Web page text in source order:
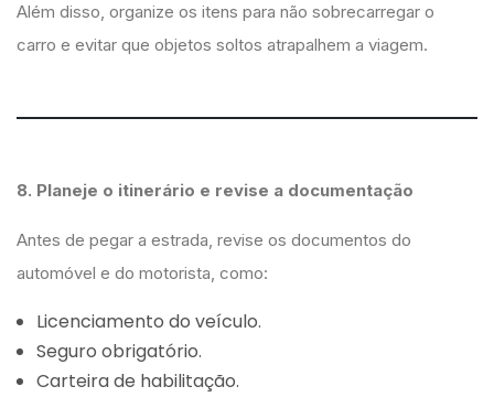
Além disso, organize os itens para não sobrecarregar o
carro e evitar que objetos soltos atrapalhem a viagem.
8. Planeje o itinerário e revise a documentação
Antes de pegar a estrada, revise os documentos do
automóvel e do motorista, como:
Licenciamento do veículo.
Seguro obrigatório.
Carteira de habilitação.